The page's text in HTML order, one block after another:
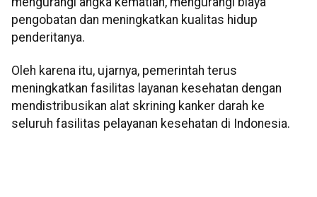
pengobatan dan meningkatkan kualitas hidup
penderitanya.
Oleh karena itu, ujarnya, pemerintah terus
meningkatkan fasilitas layanan kesehatan dengan
mendistribusikan alat skrining kanker darah ke
seluruh fasilitas pelayanan kesehatan di Indonesia.